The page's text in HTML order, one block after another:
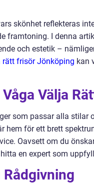
skönhet reflekteras
framtoning. I denna
och estetik –
rätt frisör Jönköping kan
Välja
som passar alla stilar
hem för ett brett
Oavsett om du
en expert som